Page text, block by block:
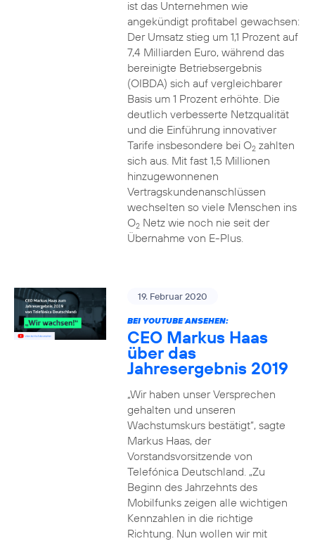
ist das Unternehmen wie
angekündigt profitabel gewachsen:
Der Umsatz stieg um 1,1 Prozent auf
7,4 Milliarden Euro, während das
bereinigte Betriebsergebnis
(OIBDA) sich auf vergleichbarer
Basis um 1 Prozent erhöhte. Die
deutlich verbesserte Netzqualität
und die Einführung innovativer
Tarife insbesondere bei O2zahlten
sich aus. Mit fast 1,5 Millionen
hinzugewonnenen
Vertragskundenanschlüssen
wechselten so viele Menschen ins
O2Netz wie noch nie seit der
Übernahme von E-Plus.
19. Februar 2020
BEI YOUTUBE ANSEHEN:
CEO Markus Haas
über das
Jahresergebnis 2019
„Wir haben unser Versprechen
gehalten und unseren
Wachstumskurs bestätigt“, sagte
Markus Haas, der
Vorstandsvorsitzende von
Telefónica Deutschland. „Zu
Beginn des Jahrzehnts des
Mobilfunks zeigen alle wichtigen
Kennzahlen in die richtige
Richtung. Nun wollen wir mit